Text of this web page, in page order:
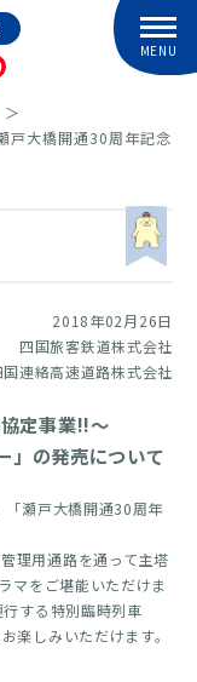
大橋開通30周年記念
2018年02月26日
四国旅客鉄道株式会社
連絡高速道路株式会社
定事業!!～
」の発売について
「瀬戸大橋開通30周年
理用通路を通って主塔
マをご堪能いただけま
する特別臨時列車
楽しみいただけます。